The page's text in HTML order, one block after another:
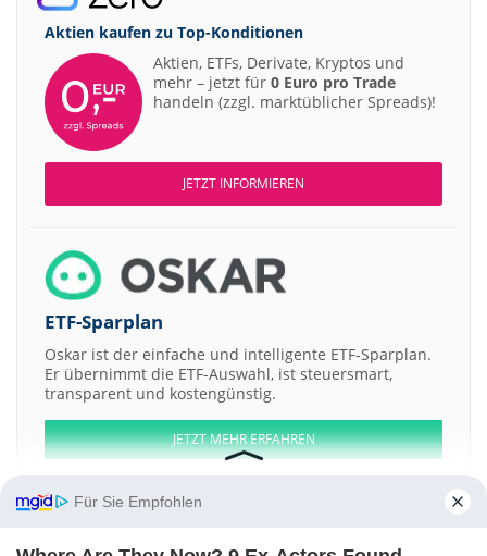
Aktien kaufen zu Top-Konditionen
Aktien, ETFs, Derivate, Kryptos und
mehr – jetzt für 0 Euro pro Trade
handeln (zzgl. marktüblicher Spreads)!
JETZT INFORMIEREN
ETF-Sparplan
Oskar ist der einfache und intelligente ETF-Sparplan.
Er übernimmt die ETF-Auswahl, ist steuersmart,
transparent und kostengünstig.
JETZT MEHR ERFAHREN
Für Sie Empfohlen